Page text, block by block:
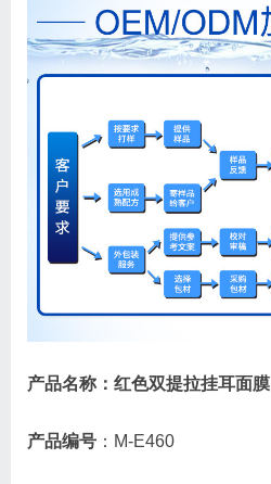
产品名称：红色双提拉挂耳面膜
产品编号 ：M-E460